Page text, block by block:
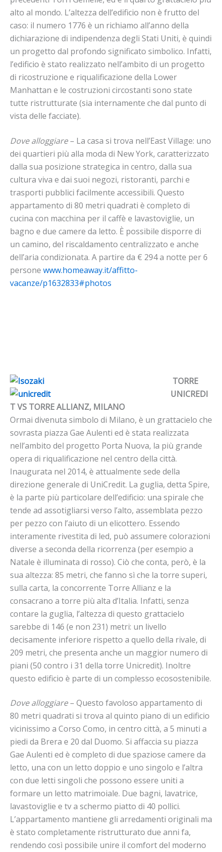
alto al mondo. L’altezza dell’edificio non è frutto del
caso: il numero 1776 è un richiamo all’anno della
dichiarazione di indipendenza degli Stati Uniti, è quindi
un progetto dal profondo significato simbolico. Infatti,
l’edificio è stato realizzato nell’ambito di un progetto
di ricostruzione e riqualificazione della Lower
Manhattan e le costruzioni circostanti sono state
tutte ristrutturate (sia internamente che dal punto di
vista delle facciate).
Dove alloggiare– La casa si trova nell’East Village: uno
dei quartieri più alla moda di New York, caratterizzato
dalla sua posizione strategica in centro, dalla sua
cultura viva e dai suoi negozi, ristoranti, parchi e
trasporti pubblici facilmente accessibili. Questo
appartamento di 80 metri quadrati è completo di
cucina con macchina per il caffè e lavastoviglie, un
bagno e due camere da letto. È possibile disporre di
un camino, del riscaldamento centralizzato e anche
dell’aria condizionata. A partire da € 294 a notte per 6
persone www.homeaway.it/affitto-
vacanze/p1632833#photos
TORRE
UNICREDI
T VS TORRE ALLIANZ, MILANO
Ormai divenuta simbolo di Milano, è un grattacielo che
sovrasta piazza Gae Aulenti ed è stata realizzata
nell’ambito del progetto Porta Nuova, la più grande
opera di riqualificazione nel centro della città.
Inaugurata nel 2014, è attualmente sede della
direzione generale di UniCredit. La guglia, detta Spire,
è la parte più particolare dell’edificio: una spirale che
tende ad assotigliarsi verso l’alto, assemblata pezzo
per pezzo con l’aiuto di un elicottero. Essendo
interamente rivestita di led, può assumere colorazioni
diverse a seconda della ricorrenza (per esempio a
Natale è illuminata di rosso). Ciò che conta, però, è la
sua altezza: 85 metri, che fanno sì che la torre superi,
sulla carta, la concorrente Torre Allianz e la
consacrano a torre più alta d’Italia. Infatti, senza
contare la guglia, l’altezza di questo grattacielo
sarebbe di 146 (e non 231) metri: un livello
decisamente inferiore rispetto a quello della rivale, di
209 metri, che presenta anche un maggior numero di
piani (50 contro i 31 della torre Unicredit). Inoltre
questo edificio è parte di un complesso ecosostenibile.
Dove alloggiare– Questo favoloso appartamento di
80 metri quadrati si trova al quinto piano di un edificio
vicinissimo a Corso Como, in centro città, a 5 minuti a
piedi da Brera e 20 dal Duomo. Si affaccia su piazza
Gae Aulenti ed è completo di due spaziose camere da
letto, una con un letto doppio e uno singolo e l’altra
con due letti singoli che possono essere uniti a
formare un letto matrimoiale. Due bagni, lavatrice,
lavastoviglie e tv a schermo piatto di 40 pollici.
L’appartamento mantiene gli arredamenti originali ma
è stato completamente ristrutturato due anni fa,
rendendo così possibile unire il comfort del moderno